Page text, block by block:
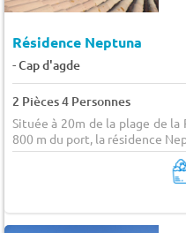
Résidence Neptuna
-Cap d'agde
2 Pièces 4 Personnes
Située à 20m de la plage de
800 m du port, la résidence